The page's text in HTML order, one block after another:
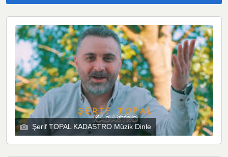
Şerif TOPAL KADASTRO Müzik Dinle